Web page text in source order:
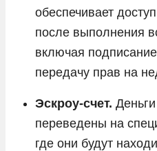
обеспечивает
после выполнения
включая
передачу прав на
Эскроу-счет.
переведены на
где они будут